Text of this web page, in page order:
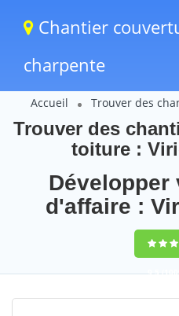
Chantier
charpente
Accueil Trouver des
Trouver des
toiture :
Développer
d'affaire :
9,5